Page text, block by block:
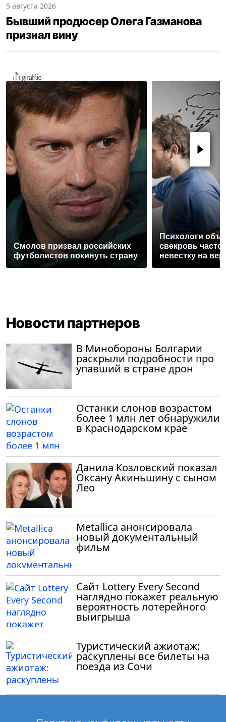
5 августа 2026
Бывший продюсер Олега Газманова
признал вину
Смолов призвал российских
футболистов покинуть страну
Психологи
свекровь часто
невестку на
Новости партнеров
В Минобороны Болгарии
раскрыли подробности про
упавший в стране дрон
Останки слонов возрастом
более 1 млн лет обнаружили
в Краснодарском крае
Данила Козловский показал
Оксану Акиньшину с сыном
Лео
Metallica анонсировала
новый документальный
фильм
Сайт Lottery Every Second
наглядно покажет реальную
вероятность лотерейного
выигрыша
Туристический ажиотаж:
раскуплены все билеты на
поезда из Сочи